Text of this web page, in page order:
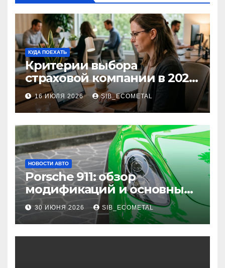
КУДА ПОЕХАТЬ
Критерии выбора
страховой компании в 2026
году: надежность и
реальные отзывы о
выплатах
16 ИЮЛЯ 2026 SIB_ECOMETAL
НОВОСТИ АВТО
Porsche 911: обзор
модификаций и основные
характеристики
30 ИЮНЯ 2026 SIB_ECOMETAL